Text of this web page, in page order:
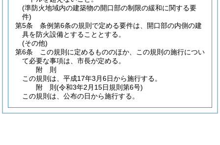
(準防火地域内の建築物の開口部の制限の緩和に関する要
件)
第5条
条例第6条の規則で定める要件は、開口部の内側の建
具を防火設備とすることとする。
(その他)
第6条
この規則に定めるもののほか、この規則の施行につい
て必要な事項は、市長が定める。
附 則
この規則は、平成17年3月6日から施行する。
附 則(令和3年2月15日規則第6号)
この規則は、公布の日から施行する。